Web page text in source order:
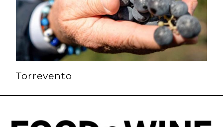
Torrevento